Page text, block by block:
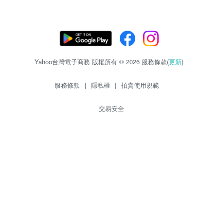
Yahoo台灣電子商務 版權所有 © 2026 服務條款(更新)
服務條款 | 隱私權 | 拍賣使用規範
交易安全